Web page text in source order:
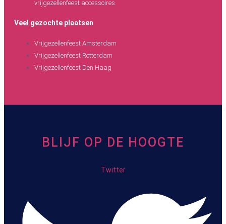
vrijgezellenfeest accessoires
Veel gezochte plaatsen
Vrijgezellenfeest Amsterdam
Vrijgezellenfeest Rotterdam
Vrijgezellenfeest Den Haag
BLIJF OP DE HOOGTE
Twitter